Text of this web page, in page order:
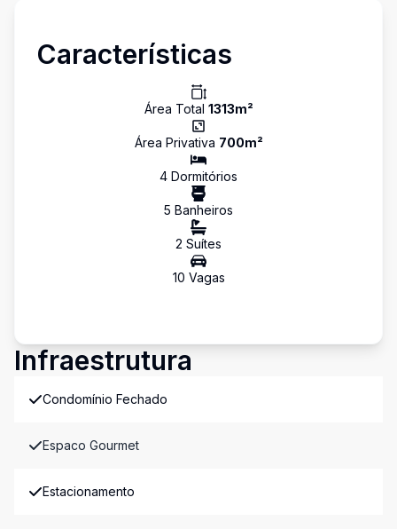
Características
Área Total 1313m²
Área Privativa 700m²
4 Dormitórios
5 Banheiros
2 Suítes
10 Vagas
Infraestrutura
Condomínio Fechado
Espaco Gourmet
Estacionamento